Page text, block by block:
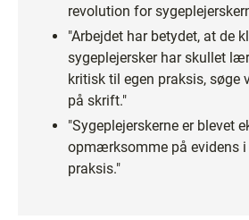
revolution for
"Arbejdet har betydet, at de
sygeplejersker har skullet
kritisk til egen praksis, søge
på skrift."
"Sygeplejerskerne er blevet
opmærksomme på evidens
praksis."